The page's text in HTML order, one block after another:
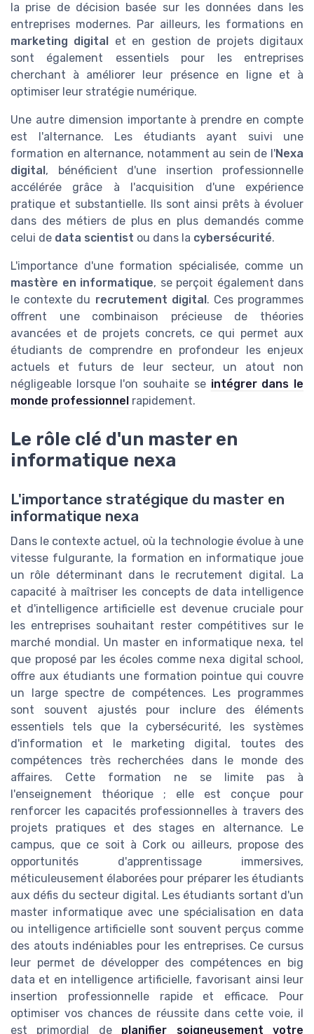
la prise de décision basée sur les données dans les
entreprises modernes. Par ailleurs, les formations en
marketing digital
et en gestion de projets digitaux
sont également essentiels pour les entreprises
cherchant à améliorer leur présence en ligne et à
optimiser leur stratégie numérique.
Une autre dimension importante à prendre en compte
est l'alternance. Les étudiants ayant suivi une
formation en alternance, notamment au sein de l'Nexa
digital , bénéficient d'une insertion professionnelle
accélérée grâce à l'acquisition d'une expérience
pratique et substantielle. Ils sont ainsi prêts à évoluer
dans des métiers de plus en plus demandés comme
celui de data scientist ou dans la cybersécurité.
L'importance d'une formation spécialisée, comme un
mastère en informatique, se perçoit également dans
le contexte du recrutement digital . Ces programmes
offrent une combinaison précieuse de théories
avancées et de projets concrets, ce qui permet aux
étudiants de comprendre en profondeur les enjeux
actuels et futurs de leur secteur, un atout non
négligeable lorsque l'on souhaite se intégrer dans le
monde professionnel rapidement.
Le rôle clé d'un master en
informatique nexa
L'importance stratégique du master en
informatique nexa
Dans le contexte actuel, où la technologie évolue à une
vitesse fulgurante, la formation en informatique joue
un rôle déterminant dans le recrutement digital. La
capacité à maîtriser les concepts de data intelligence
et d'intelligence artificielle est devenue cruciale pour
les entreprises souhaitant rester compétitives sur le
marché mondial. Un master en informatique nexa, tel
que proposé par les écoles comme nexa digital school,
offre aux étudiants une formation pointue qui couvre
un large spectre de compétences. Les programmes
sont souvent ajustés pour inclure des éléments
essentiels tels que la cybersécurité, les systèmes
d'information et le marketing digital, toutes des
compétences très recherchées dans le monde des
affaires. Cette formation ne se limite pas à
l'enseignement théorique ; elle est conçue pour
renforcer les capacités professionnelles à travers des
projets pratiques et des stages en alternance. Le
campus, que ce soit à Cork ou ailleurs, propose des
opportunités d'apprentissage immersives,
méticuleusement élaborées pour préparer les étudiants
aux défis du secteur digital. Les étudiants sortant d'un
master informatique avec une spécialisation en data
ou intelligence artificielle sont souvent perçus comme
des atouts indéniables pour les entreprises. Ce cursus
leur permet de développer des compétences en big
data et en intelligence artificielle, favorisant ainsi leur
insertion professionnelle rapide et efficace. Pour
optimiser vos chances de réussite dans cette voie, il
est primordial de planifier soigneusement votre